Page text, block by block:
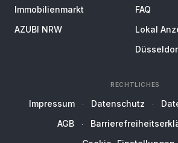
Immobilienmarkt
AZUBI NRW
FAQ
Lokal
RECHTLICHES
Impressum Datenschutz
AGB